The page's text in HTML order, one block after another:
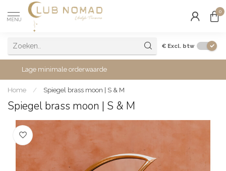
MENU
0
€ Excl. btw
Lage minimale orderwaarde
Home / Spiegel brass moon | S & M
Spiegel brass moon | S & M